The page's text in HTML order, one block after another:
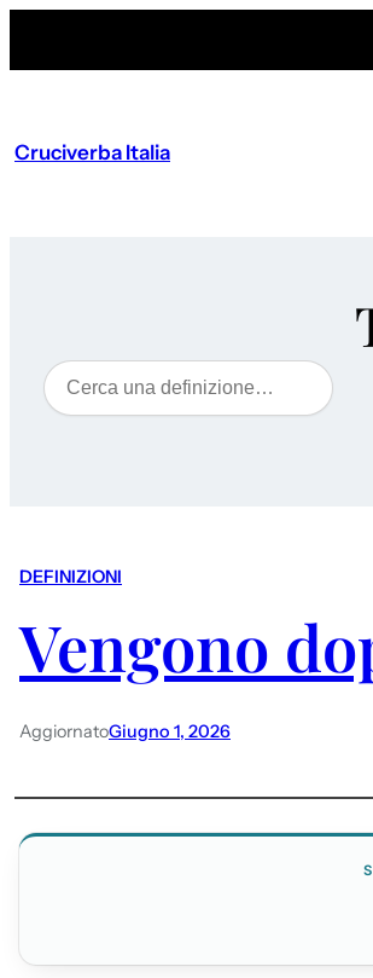
Cruciverba Italia
Cerca
DEFINIZIONI
Vengono
AggiornatoGiugno 1, 2026